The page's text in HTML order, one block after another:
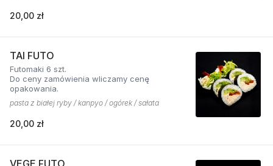
20,00 zł
TAI FUTO
Futomaki 6 szt.
Do ceny zamówienia wliczamy cenę
opakowania.
pasta z białej ryby / kanpyo / ogórek / sałata
20,00 zł
VEGE FUTO